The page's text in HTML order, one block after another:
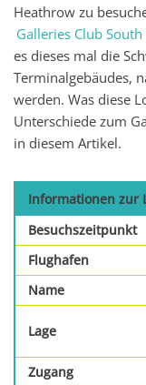
Heathrow zu
Galleries Club South
es dieses mal die
Terminalgebäudes,
werden. Was diese
Unterschiede zum
in diesem Artikel.
Informationen zur
Besuchszeitpunkt
Flughafen
Name
Lage
Zugang